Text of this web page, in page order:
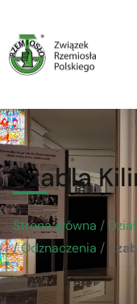
Szabla
Strona główna /
/Odznaczenia /